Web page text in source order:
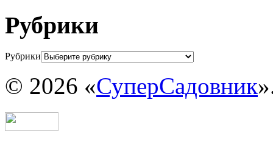
Рубрики
Рубрики
© 2026 «СуперСадовник